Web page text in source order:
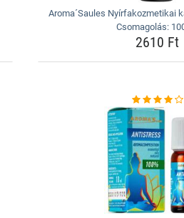
Aroma´Saules Nyírfakozmetikai
Csomagolás:
2610 Ft